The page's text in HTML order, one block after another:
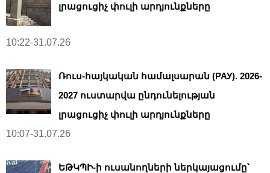
լրացուցիչ փուլի արդյունքները
10:22-31.07.26
Ռուս-հայկական համալսարան (РАУ). 2026-
2027 ուստարվա ընդունելության
լրացուցիչ փուլի արդյունքները
10:07-31.07.26
ԵԹԿՊԻ-ի ուսանողների ներկայացումը՝